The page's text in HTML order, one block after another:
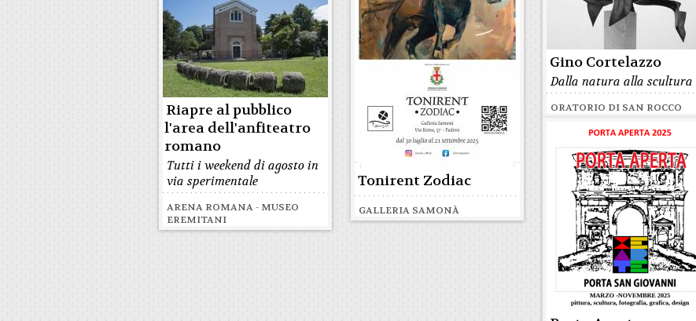
Gino Cortelazzo
Dalla natura alla scultura
ORATORIO DI SAN ROCCO
Tonirent Zodiac
GALLERIA SAMONÀ
Riapre al pubblico
l'area dell'anfiteatro
romano
Tutti i weekend di agosto in
via sperimentale
ARENA ROMANA - MUSEO
EREMITANI